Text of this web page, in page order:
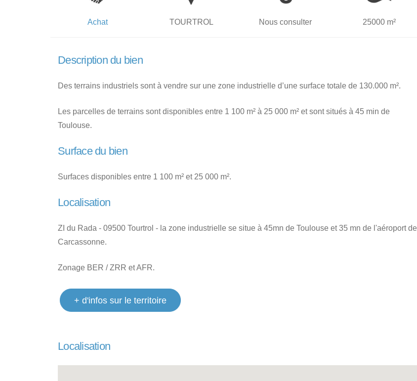
Achat TOURTROL Nous consulter 25000 m²
Description du bien
Des terrains industriels sont à vendre sur une zone industrielle d’une surface totale de 130.000 m².
Les parcelles de terrains sont disponibles entre 1 100 m² à 25 000 m² et sont situés à 45 min de
Toulouse.
Surface du bien
Surfaces disponibles entre 1 100 m² et 25 000 m².
Localisation
ZI du Rada - 09500 Tourtrol - la zone industrielle se situe à 45mn de Toulouse et 35 mn de l'aéroport de
Carcassonne.
Zonage BER / ZRR et AFR.
+ d'infos sur le territoire
Localisation